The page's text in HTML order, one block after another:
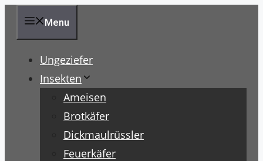
Zum
Menu
Ungeziefer
Insekten
Ameisen
Brotkäfer
Dickmaulrüssler
Feuerkäfer